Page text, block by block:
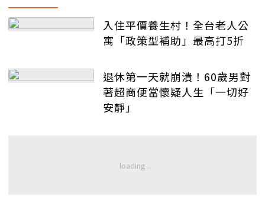
入住平價養生村！全台老人公
寓「政策型補助」最高打5折
退休第一天就崩潰！60歲男對
著超商便當懷疑人生「一切好
安靜」